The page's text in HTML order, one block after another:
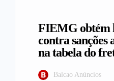
FIEMG obtém
contra sanções
na tabela do
Balcao Anúncios